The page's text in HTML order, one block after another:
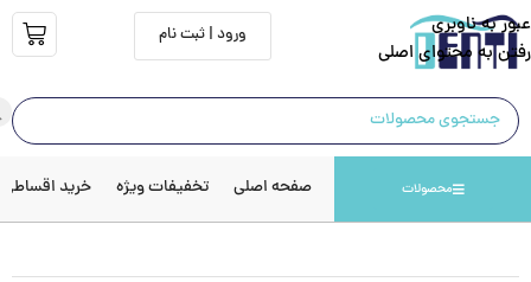
عبور به ناوبری
رفتن به محتوای اصلی
ورود | ثبت نام
محصولات صفحه اصلی تخفیفات ویژه خرید اقساطی